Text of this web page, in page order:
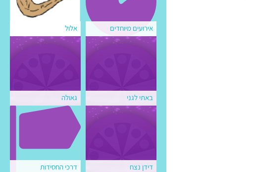
אירועים מיוחדים אלול
באתי לגני גאולה
דידן נצח דרכי החסידות